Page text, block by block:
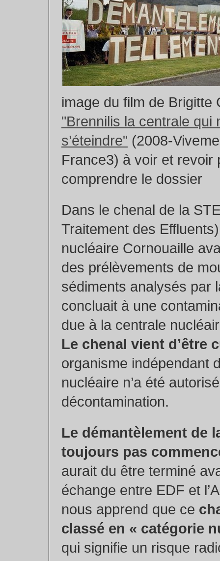
image du film de Brigitte
"Brennilis la centrale qui
s’éteindre" (2008-
France3) à voir et revoir
comprendre le dossier
Dans le chenal de la
Traitement des
nucléaire Cornouaille
des prélèvements de
sédiments analysés par
concluait à une
due à la centrale
Le chenal vient d’être
organisme indépendant
nucléaire n’a été
décontamination.
Le démantèlement de
toujours pas
aurait du être terminé
échange entre EDF et
nous apprend que ce
classé en « catégorie
qui signifie un risque